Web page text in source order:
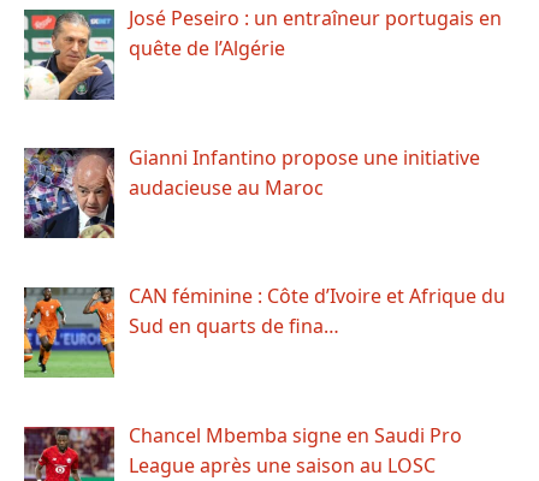
José Peseiro : un entraîneur portugais en
quête de l’Algérie
Gianni Infantino propose une initiative
audacieuse au Maroc
CAN féminine : Côte d’Ivoire et Afrique du
Sud en quarts de fina…
Chancel Mbemba signe en Saudi Pro
League après une saison au LOSC